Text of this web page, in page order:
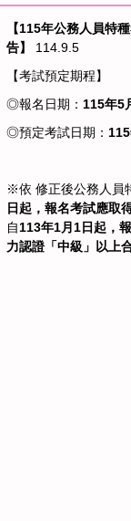
【115年公務人員特
告】
114.9.5
【考試預定期程】
◎報名日期： 115年5
◎預定考試日期：
※依 修正後公務人員
日起，報名考試應取
自113年1月1日起，
力認證「中級」以上